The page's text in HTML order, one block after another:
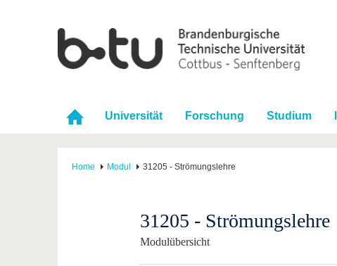
Universität Forschung Studium
Home Modul 31205 - Strömungslehre
31205 - Strömungslehre
Modulübersicht